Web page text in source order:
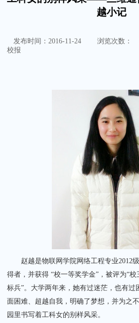
越小记
发布时间：2016-11-24 浏览次数：
校报
赵越是物联网学院网络工程专业2012级
得者，并获得 “校一等奖学金”，被评为“校
标兵”。 大学两年来，她有过迷茫，也有过
面困难、超越自我，明确了梦想，并为之
园里书写着工科女的别样风采。